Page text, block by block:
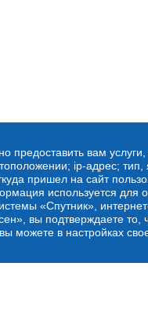
предоставить вам
ip-адрес; тип,
пришел на сайт
используется для
«Спутник»,
вы подтверждаете
можете в настройках